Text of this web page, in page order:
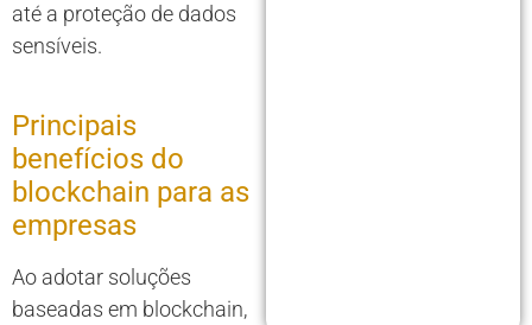
até a proteção de dados
sensíveis.
Principais
benefícios do
blockchain para as
empresas
Ao adotar soluções
baseadas em blockchain,